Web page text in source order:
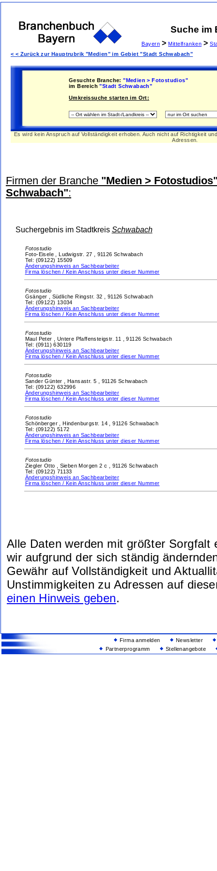
Suche im
Bayern > Mittelfranken >
< < Zurück zur Hauptrubrik "Medien" im Gebiet "Stadt Schwabach"
Gesuchte Branche: "Medien > Fotostudios"
im Bereich "Stadt Schwabach"
Umkreissuche starten im Ort:
Es wird kein Anspruch auf Vollständigkeit erhoben. Auch nicht auf Richtigkeit
Adressen.
Firmen der Branche "Medien >
Schwabach":
Suchergebnis im Stadtkreis Schwabach
Fotostudio
Foto-Eisele ,Ludwigstr. 27 , 91126 Schwabach
Tel: (09122) 15509
Änderungshinweis an Sachbearbeiter
Firma löschen / Kein Anschluss unter dieser Nummer
Fotostudio
Gsänger , Südliche Ringstr. 32 , 91126 Schwabach
Tel: (09122) 13034
Änderungshinweis an Sachbearbeiter
Firma löschen / Kein Anschluss unter dieser Nummer
Fotostudio
Maul Peter , Untere Pfaffensteigstr. 11 ,91126 Schwabach
Tel: (0911) 630119
Änderungshinweis an Sachbearbeiter
Firma löschen / Kein Anschluss unter dieser Nummer
Fotostudio
Sander Günter , Hansastr. 5 , 91126 Schwabach
Tel: (09122) 632996
Änderungshinweis an Sachbearbeiter
Firma löschen / Kein Anschluss unter dieser Nummer
Fotostudio
Schönberger ,Hindenburgstr. 14 ,91126 Schwabach
Tel: (09122) 5172
Änderungshinweis an Sachbearbeiter
Firma löschen / Kein Anschluss unter dieser Nummer
Fotostudio
Ziegler Otto , Sieben Morgen 2 c , 91126 Schwabach
Tel: (09122) 71133
Änderungshinweis an Sachbearbeiter
Firma löschen / Kein Anschluss unter dieser Nummer
Alle Daten werden mit größter Sorgfalt
wir aufgrund der sich ständig
Gewähr auf Vollständigkeit und
Unstimmigkeiten zu Adressen auf
einen Hinweis geben.
Firma anmelden
Newsletter
Partnerprogramm
Stellenangebote